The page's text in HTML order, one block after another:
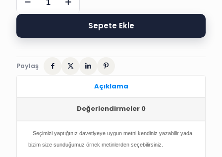
FOTOĞRAFLI
BESMELELİ
DÜĞÜN
Sepete Ekle
Paylaş
Açıklama
Değerlendirmeler 0
Seçimizi yaptığınız davetiyeye uygun metni kendiniz yazabilir yada
bizim size sunduğumuz örnek metinlerden seçebilirsiniz.